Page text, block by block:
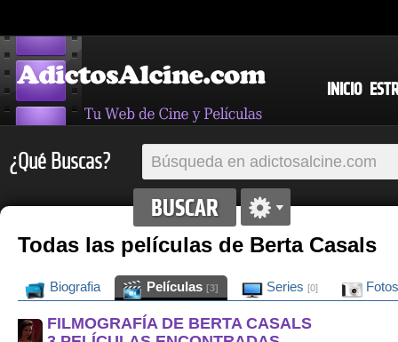
INICIO
¿Qué Buscas?
Todas las películas de Berta Casals
Biografia Películas [3] Series [0]
FILMOGRAFÍA DE BERTA CASALS